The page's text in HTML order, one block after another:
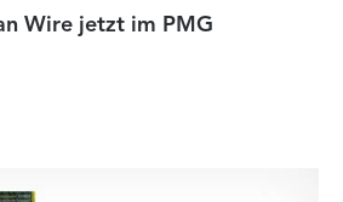
Wire jetzt im PMG